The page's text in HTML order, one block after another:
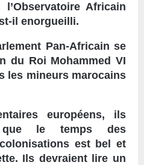
Africain
il enorgueilli.
Pan-Africain se
du Roi Mohammed VI
les mineurs marocains
européens, ils
que le temps des
est bel et
Ils devraient lire un